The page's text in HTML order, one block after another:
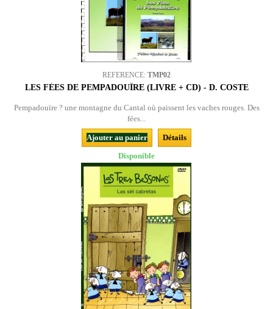
REFERENCE: TMP02
LES FÉES DE PEMPADOUÏRE (LIVRE + CD) - D. COSTE
Pempadouïre ? une montagne du Cantal où paissent les vaches rouges. Des
fées...
Ajouter au panier
Détails
Disponible